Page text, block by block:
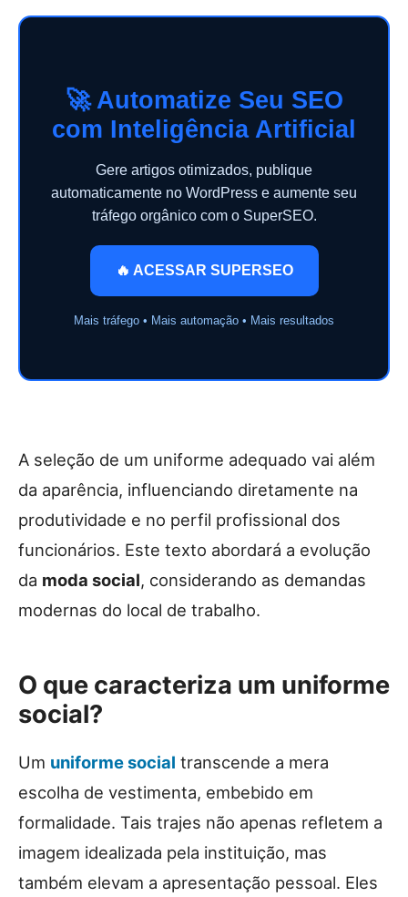
🚀 Automatize Seu SEO
com Inteligência Artificial
Gere artigos otimizados, publique
automaticamente no WordPress e aumente seu
tráfego orgânico com o SuperSEO.
🔥 ACESSAR SUPERSEO
Mais tráfego • Mais automação • Mais resultados
A seleção de um uniforme adequado vai além
da aparência, influenciando diretamente na
produtividade e no perfil profissional dos
funcionários. Este texto abordará a evolução
da moda social, considerando as demandas
modernas do local de trabalho.
O que caracteriza um uniforme
social?
Um uniforme social transcende a mera
escolha de vestimenta, embebido em
formalidade. Tais trajes não apenas refletem a
imagem idealizada pela instituição, mas
também elevam a apresentação pessoal. Eles